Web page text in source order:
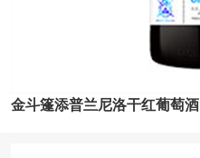
金斗篷添普兰尼洛干红葡萄酒